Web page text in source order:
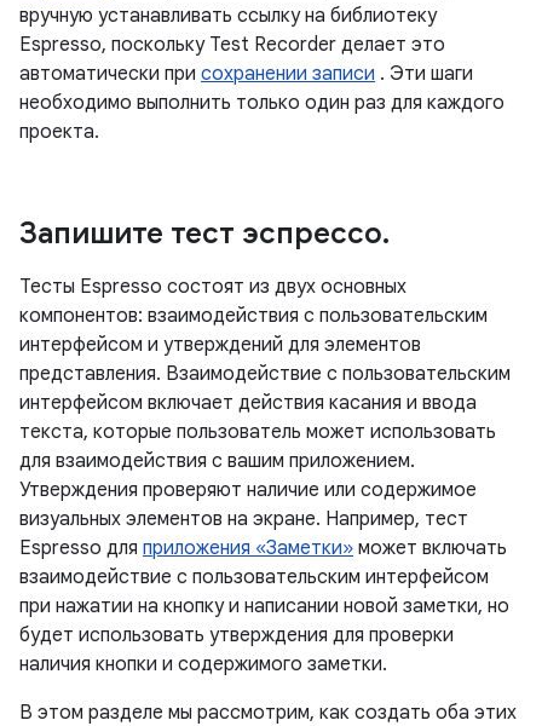
вручную устанавливать ссылку на библиотеку
Espresso, поскольку Test Recorder делает это
автоматически при сохранении записи . Эти шаги
необходимо выполнить только один раз для каждого
проекта.
Запишите тест эспрессо.
Тесты Espresso состоят из двух основных
компонентов: взаимодействия с пользовательским
интерфейсом и утверждений для элементов
представления. Взаимодействие с пользовательским
интерфейсом включает действия касания и ввода
текста, которые пользователь может использовать
для взаимодействия с вашим приложением.
Утверждения проверяют наличие или содержимое
визуальных элементов на экране. Например, тест
Espresso для приложения «Заметки» может включать
взаимодействие с пользовательским интерфейсом
при нажатии на кнопку и написании новой заметки, но
будет использовать утверждения для проверки
наличия кнопки и содержимого заметки.
В этом разделе мы рассмотрим, как создать оба этих